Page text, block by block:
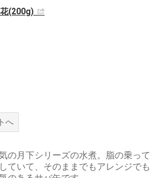
(200g)
へ
の月下シリーズの水煮。脂の乗って
ていて、そのままでもアレンジでも